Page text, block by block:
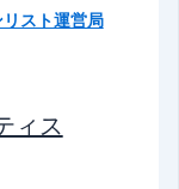
スト運営局
ィス